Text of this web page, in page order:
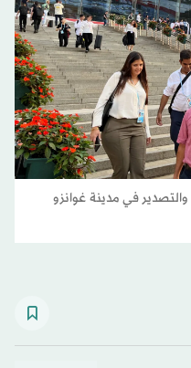
والتصدير في مدينة غوانزو